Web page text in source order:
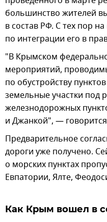
большинство жителей
в состав РФ. С тех пор
по интеграции его в
"В Крымском
мероприятий,
по обустройству
земельные участки под
железнодорожных
и Джанкой", —
Предварительное
дороги уже получено.
о морских пунктах
Евпатории, Ялте,
Как Крым вошел в